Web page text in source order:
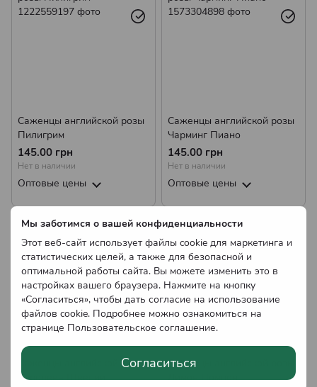
Мы заботимся о вашей конфиденциальности
Этот веб-сайт использует файлы cookie для маркетинга и
статистических целей, а также для безопасной и
оптимальной работы сайта. Вы можете изменить это в
настройках вашего браузера. Нажмите на кнопку
«Согласиться», чтобы дать согласие на использование
файлов cookie. Подробнее можно ознакомиться на
странице Пользовательское соглашение.
Согласиться
Саженцы английской розы
Пилигрим
145.00 грн
Нет в наличии
Оптовые цены
Саженцы английской розы
Чарминг Пиано
145.00 грн
Нет в наличии
Оптовые цены
Саженцы английской розы
Королева Швеции
Саженцы английской розы
Лимон Помпон